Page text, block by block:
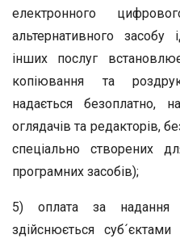
електронного
альтернативного засобу
інших послуг
копіювання та
надається безоплатно,
оглядачів та редакторів,
спеціально створених
програмних засобів);
5) оплата за надання
здійснюється